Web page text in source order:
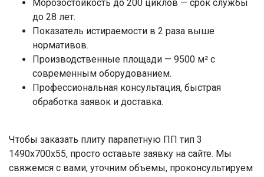
Морозостойкость до 200 циклов — срок службы
до 28 лет.
Показатель истираемости в 2 раза выше
нормативов.
Производственные площади — 9500 м² с
современным оборудованием.
Профессиональная консультация, быстрая
обработка заявок и доставка.
Чтобы заказать плиту парапетную ПП тип 3
1490x700x55, просто оставьте заявку на сайте. Мы
свяжемся с вами, уточним объемы, проконсультируем